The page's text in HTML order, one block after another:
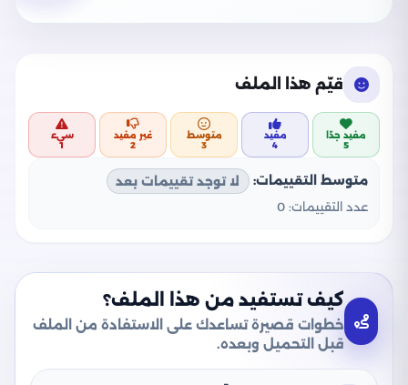
قيّم هذا الملف
مفيد جدًا
5
مفيد
4
متوسط
3
غير مفيد
2
سيء
1
متوسط التقييمات:
لا توجد تقييمات بعد
عدد التقييمات: 0
كيف تستفيد من هذا الملف؟
خطوات قصيرة تساعدك على الاستفادة من الملف
قبل التحميل وبعده.